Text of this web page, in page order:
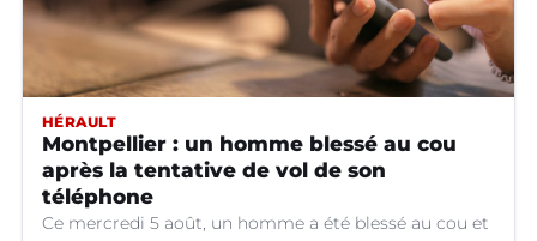
HÉRAULT
Montpellier : un homme blessé au cou
après la tentative de vol de son
téléphone
Ce mercredi 5 août, un homme a été blessé au cou et